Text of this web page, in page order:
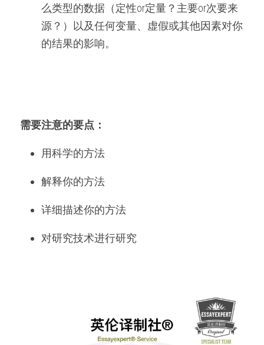
么类型的数据（定性or定量？主要or次要来
源？）以及任何变量、虚假或其他因素对你
的结果的影响。
需要注意的要点：
用科学的方法
解释你的方法
详细描述你的方法
对研究技术进行研究